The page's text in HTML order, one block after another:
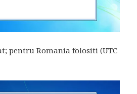
pentru Romania folositi (UTC